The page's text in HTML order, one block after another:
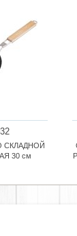
СКЛАДНОЙ
30 см